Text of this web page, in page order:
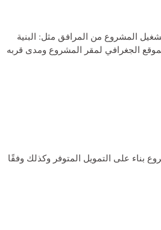
المشروع من المرافق مثل: البنية
الجغرافي لمقر المشروع ومدى قربه
بناء على التمويل المتوفر وكذلك وفقًا